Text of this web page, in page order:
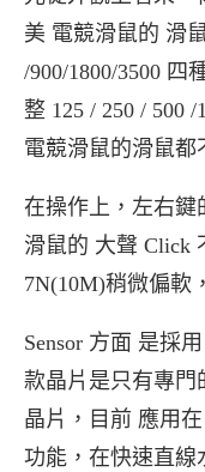
美 電競滑鼠的 滑
/900/1800/3500 四
整 125 / 250 / 500
電競滑鼠的滑鼠
在操作上，左右鍵
滑鼠的 大聲 Click
7N(10M)稍微偏軟
Sensor 方面 是採
款晶片是只有專門
晶片，目前 應用
功能，在快速直線